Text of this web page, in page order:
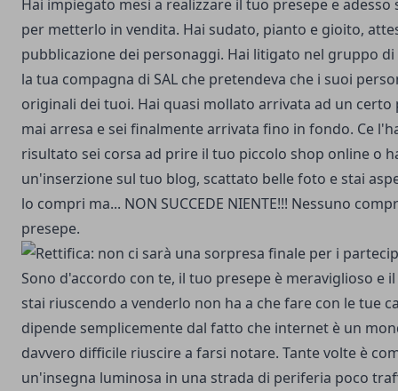
Hai impiegato mesi a realizzare il tuo presepe e
per metterlo in vendita. Hai sudato, pianto e gioito,
pubblicazione dei personaggi. Hai litigato nel gruppo
la tua compagna di SAL che pretendeva che i suoi
originali dei tuoi. Hai quasi mollato arrivata ad un certo
mai arresa e sei finalmente arrivata fino in fondo. Ce
risultato sei corsa ad prire il tuo piccolo shop online o
un'inserzione sul tuo blog, scattato belle foto e stai
lo compri ma... NON SUCCEDE NIENTE!!! Nessuno
presepe.
Sono d'accordo con te, il tuo presepe è meraviglioso e
stai riuscendo a venderlo non ha a che fare con le tue
dipende semplicemente dal fatto che internet è un
davvero difficile riuscire a farsi notare. Tante volte è
un'insegna luminosa in una strada di periferia poco